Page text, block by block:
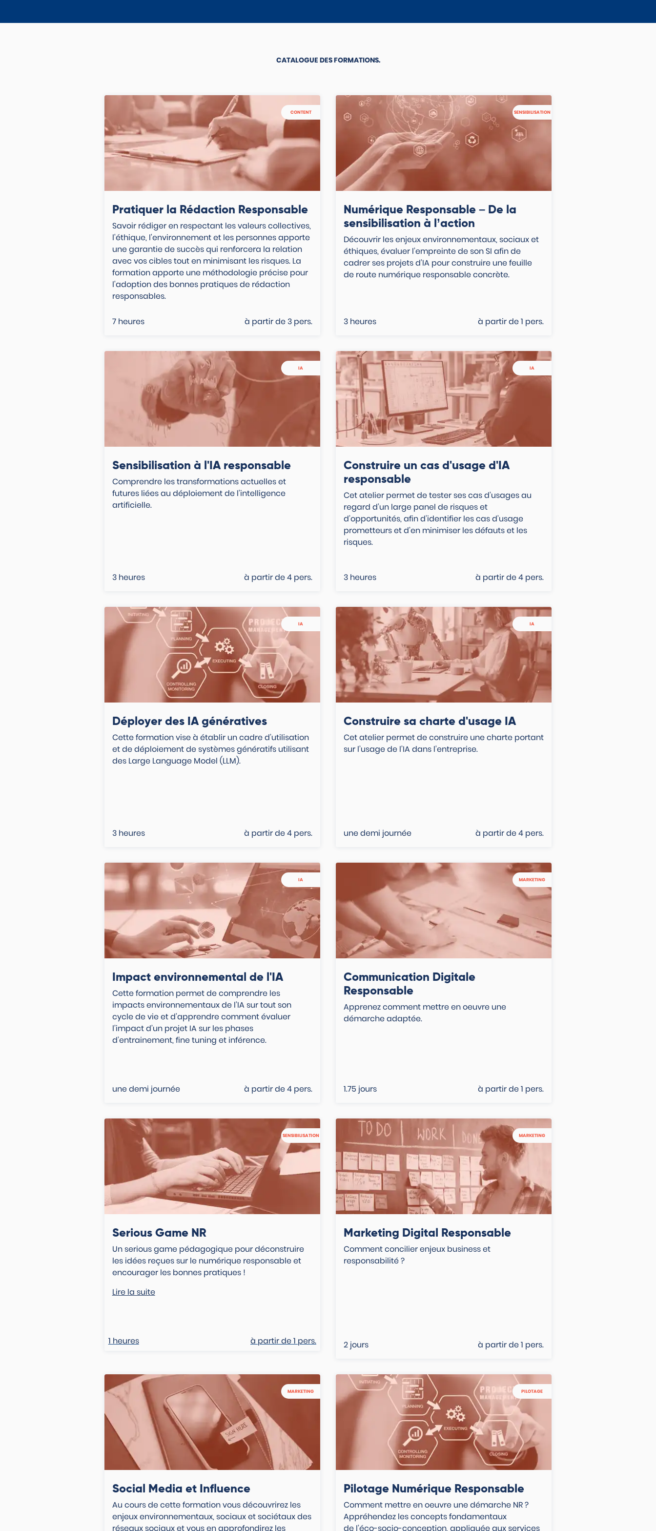
CATALOGUE DES FORMATIONS.
CONTENT
Pratiquer la Rédaction Responsable
Savoir rédiger en respectant les valeurs collectives,
l'éthique, l'environnement et les personnes apporte
une garantie de succès qui renforcera la relation
avec vos cibles tout en minimisant les risques. La
formation apporte une méthodologie précise pour
l'adoption des bonnes pratiques de rédaction
responsables.
7 heures à partir de 3 pers.
SENSIBILISATION
Numérique Responsable – De la
sensibilisation à l’action
Découvrir les enjeux environnementaux, sociaux et
éthiques, évaluer l’empreinte de son SI afin de
cadrer ses projets d’IA pour construire une feuille
de route numérique responsable concrète.
3 heures à partir de1 pers.
IA
Sensibilisation à l'IA responsable
Comprendre les transformations actuelles et
futures liées au déploiement de l’intelligence
artificielle.
3 heures à partir de4 pers.
IA
Construire un cas d'usage d'IA
responsable
Cet atelier permet de tester ses cas d’usages au
regard d’un large panel de risques et
d’opportunités, afin d’identifier les cas d’usage
prometteurs et d’en minimiser les défauts et les
risques.
3 heures à partir de4 pers.
IA
Déployer des IA génératives
Cette formation vise à établir un cadre d’utilisation
et de déploiement de systèmes génératifs utilisant
des Large Language Model (LLM).
3 heures à partir de4 pers.
IA
Construire sa charte d'usage IA
Cet atelier permet de construire une charte portant
sur l’usage de l’IA dans l’entreprise.
une demi journée à partir de4 pers.
IA
Impact environnemental de l'IA
Cette formation permet de comprendre les
impacts environnementaux de l’IA sur tout son
cycle de vie et d’apprendre comment évaluer
l’impact d’un projet IA sur les phases
d’entrainement, fine tuning et inférence.​
une demi journée à partir de4 pers.
MARKETING
Communication Digitale
Responsable
Apprenez comment mettre en oeuvre une
démarche adaptée.
1.75 jours à partir de1 pers.
SENSIBILISATION
Serious Game NR
Un serious game pédagogique pour déconstruire
les idées reçues sur le numérique responsable et
encourager les bonnes pratiques !
Lire la suite
1 heures à partir de1 pers.
MARKETING
Marketing Digital Responsable
Comment concilier enjeux business et
responsabilité ?
2 jours à partir de1 pers.
MARKETING
Social Media et Influence
Au cours de cette formation vous découvrirez les
enjeux environnementaux, sociaux et sociétaux des
réseaux sociaux et vous en approfondirez les
PILOTAGE
Pilotage Numérique Responsable
Comment mettre en oeuvre une démarche NR ?
Appréhendez les concepts fondamentaux
de l’éco-socio-conception, appliquée aux services